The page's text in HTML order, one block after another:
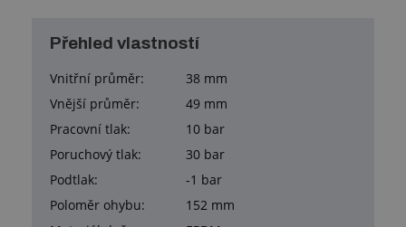
Přehled vlastností
Vnitřní průměr:
38 mm
Vnější průměr:
49 mm
Pracovní tlak:
10 bar
Poruchový tlak:
30 bar
Podtlak:
-1 bar
Poloměr ohybu:
152 mm